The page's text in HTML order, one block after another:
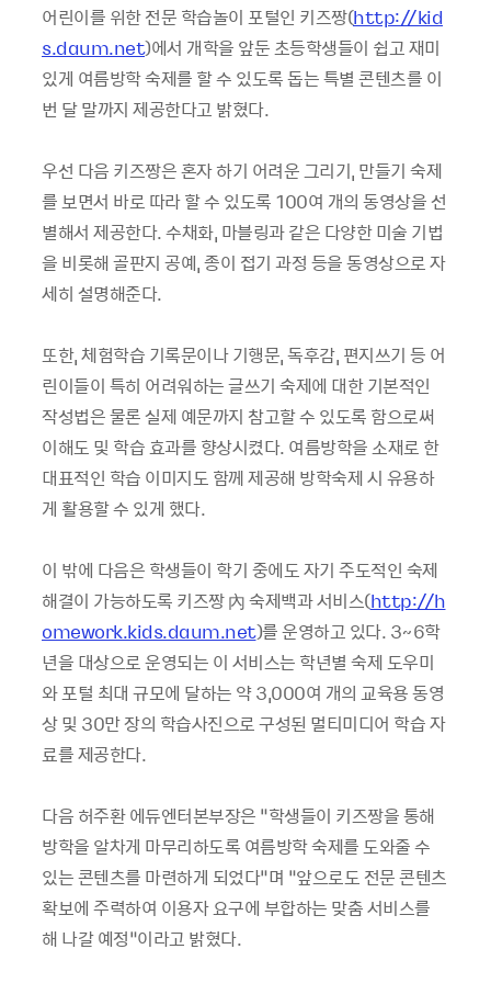
어린이를 위한 전문 학습놀이 포털인 키즈짱(http://kid
s.daum.net)에서 개학을 앞둔 초등학생들이 쉽고 재미
있게 여름방학 숙제를 할 수 있도록 돕는 특별 콘텐츠를 이
번 달 말까지 제공한다고 밝혔다.
우선 다음 키즈짱은 혼자 하기 어려운 그리기, 만들기 숙제
를 보면서 바로 따라 할 수 있도록 100여 개의 동영상을 선
별해서 제공한다. 수채화, 마블링과 같은 다양한 미술 기법
을 비롯해 골판지 공예, 종이 접기 과정 등을 동영상으로 자
세히 설명해준다.
또한, 체험학습 기록문이나 기행문, 독후감, 편지쓰기 등 어
린이들이 특히 어려워하는 글쓰기 숙제에 대한 기본적인
작성법은 물론 실제 예문까지 참고할 수 있도록 함으로써
이해도 및 학습 효과를 향상시켰다. 여름방학을 소재로 한
대표적인 학습 이미지도 함께 제공해 방학숙제 시 유용하
게 활용할 수 있게 했다.
이 밖에 다음은 학생들이 학기 중에도 자기 주도적인 숙제
해결이 가능하도록 키즈짱 內 숙제백과 서비스(http://h
omework.kids.daum.net)를 운영하고 있다. 3~6학
년을 대상으로 운영되는 이 서비스는 학년별 숙제 도우미
와 포털 최대 규모에 달하는 약 3,000여 개의 교육용 동영
상 및 30만 장의 학습사진으로 구성된 멀티미디어 학습 자
료를 제공한다.
다음 허주환 에듀엔터본부장은 “학생들이 키즈짱을 통해
방학을 알차게 마무리하도록 여름방학 숙제를 도와줄 수
있는 콘텐츠를 마련하게 되었다”며 “앞으로도 전문 콘텐츠
확보에 주력하여 이용자 요구에 부합하는 맞춤 서비스를
해 나갈 예정”이라고 밝혔다.